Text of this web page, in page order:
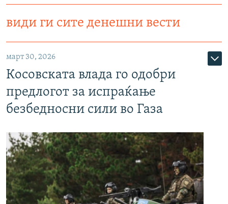
види ги сите денешни вести
март 30, 2026
Косовската влада го одобри
предлогот за испраќање
безбедносни сили во Газа